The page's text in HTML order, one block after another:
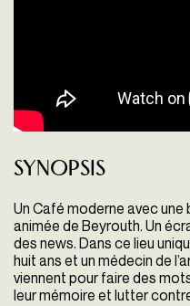
Synopsis
Un Café moderne avec une
animée de Beyrouth. Un
des news. Dans ce lieu
huit ans et un médecin de
viennent pour faire des
leur mémoire et lutter contre